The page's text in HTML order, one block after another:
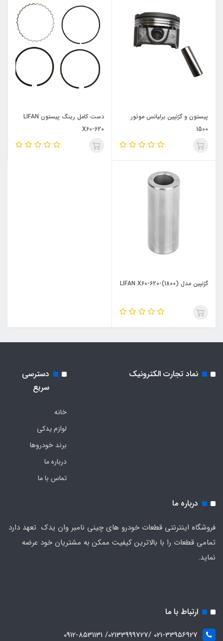
پیستون و گژنپین برلیانس موتور
1500
دست کامل رینگ پیستون LIFAN
X60-620
گژنپین مدل LIFAN X60-620-(1800)
نماد تجارت الکترونیک
دسترسی
سریع
خانه
لوازم یدکی
برند خودروها
درباره ما
تماس با ما
درباره ما
فروشگاه اینترنتی قطعات خودرو های چینی نامبر وان یدک تعهد دارد
تمامی قطعات را با بالاترین کیفیت ممکن به مشتریان خود عرضه
نماید.
ارتباط با ما
021-33956927 /02133999727/ 0912-8531131